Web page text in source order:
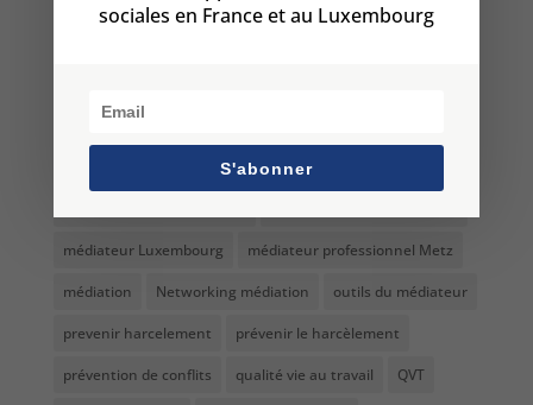
management bienveillant
médiateur Luxembourg médiateur professionnel Metz
médiation Networking médiation outils du médiateur
prevenir harcelement prévenir le harcèlement
prévention de conflits qualité vie au travail QVT
sociales en France et au Luxembourg
S'abonner